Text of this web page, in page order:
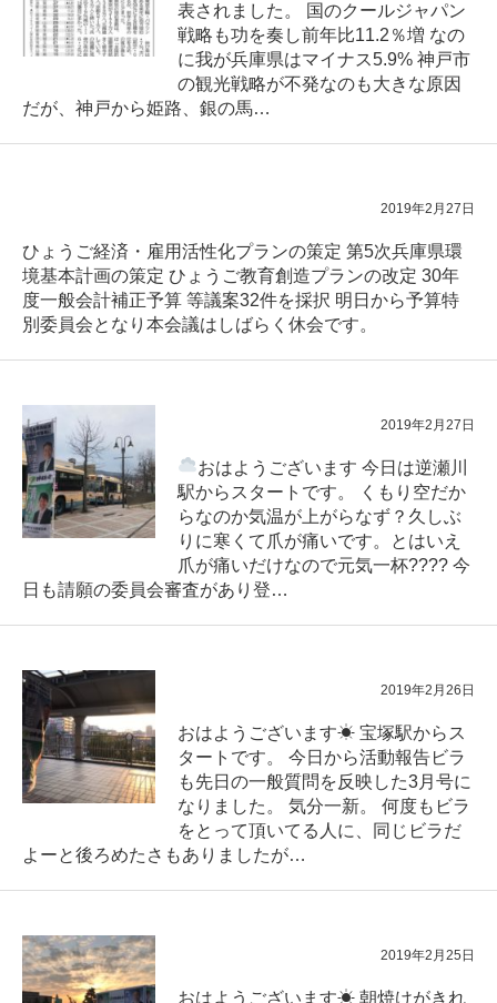
表されました。 国のクールジャパン
戦略も功を奏し前年比11.2％増 なの
に我が兵庫県はマイナス5.9% 神戸市
の観光戦略が不発なのも大きな原因
だが、神戸から姫路、銀の馬…
2019年2月27日
ひょうご経済・雇用活性化プランの策定 第5次兵庫県環
境基本計画の策定 ひょうご教育創造プランの改定 30年
度一般会計補正予算 等議案32件を採択 明日から予算特
別委員会となり本会議はしばらく休会です。
2019年2月27日
おはようございます 今日は逆瀬川
駅からスタートです。 くもり空だか
らなのか気温が上がらなず？久しぶ
りに寒くて爪が痛いです。とはいえ
爪が痛いだけなので元気一杯???? 今
日も請願の委員会審査があり登…
2019年2月26日
おはようございます☀ 宝塚駅からス
タートです。 今日から活動報告ビラ
も先日の一般質問を反映した3月号に
なりました。 気分一新。 何度もビラ
をとって頂いてる人に、同じビラだ
よーと後ろめたさもありましたが…
2019年2月25日
おはようございます☀ 朝焼けがきれ